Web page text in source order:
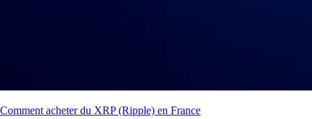
Comment acheter du XRP (Ripple) en France